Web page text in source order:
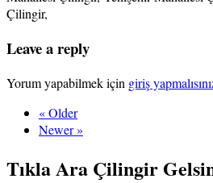
Çilingir,
Leave a reply
Yorum yapabilmek için giriş
« Older
Newer »
Tıkla Ara Çilingir